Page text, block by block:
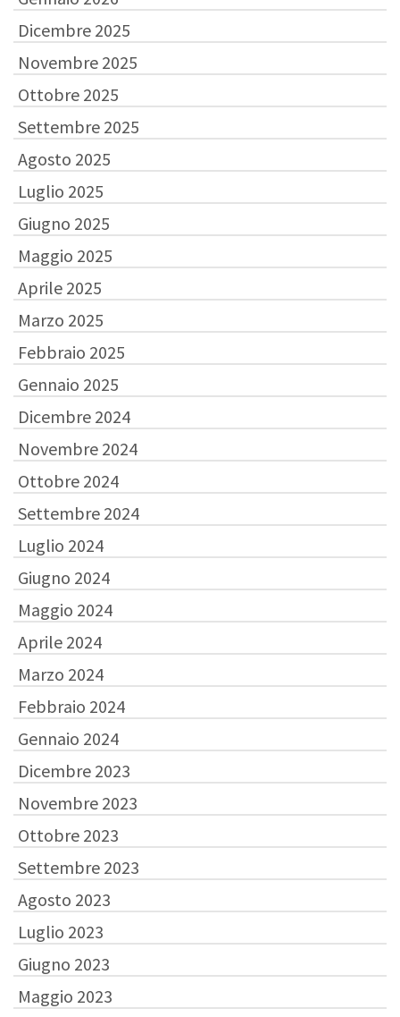
Dicembre 2025
Novembre 2025
Ottobre 2025
Settembre 2025
Agosto 2025
Luglio 2025
Giugno 2025
Maggio 2025
Aprile 2025
Marzo 2025
Febbraio 2025
Gennaio 2025
Dicembre 2024
Novembre 2024
Ottobre 2024
Settembre 2024
Luglio 2024
Giugno 2024
Maggio 2024
Aprile 2024
Marzo 2024
Febbraio 2024
Gennaio 2024
Dicembre 2023
Novembre 2023
Ottobre 2023
Settembre 2023
Agosto 2023
Luglio 2023
Giugno 2023
Maggio 2023